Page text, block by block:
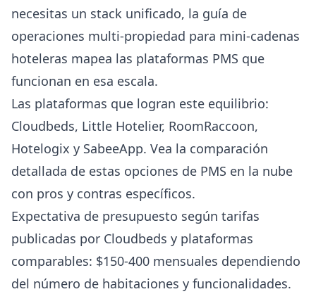
necesitas un stack unificado, la guía de
operaciones multi-propiedad para mini-cadenas
hoteleras mapea las plataformas PMS que
funcionan en esa escala.
Las plataformas que logran este equilibrio:
Cloudbeds, Little Hotelier, RoomRaccoon,
Hotelogix y SabeeApp. Vea la comparación
detallada de estas opciones de PMS en la nube
con pros y contras específicos.
Expectativa de presupuesto según tarifas
publicadas por Cloudbeds y plataformas
comparables: $150-400 mensuales dependiendo
del número de habitaciones y funcionalidades.